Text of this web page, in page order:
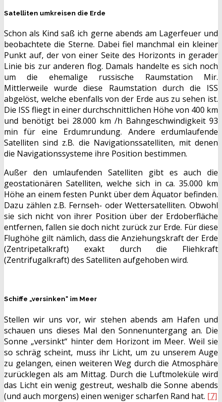
Satelliten umkreisen die Erde
Schon als Kind saß ich gerne abends am Lagerfeuer und
beobachtete die Sterne. Dabei fiel manchmal ein kleiner
Punkt auf, der von einer Seite des Horizonts in gerader
Linie bis zur anderen flog. Damals handelte es sich noch
um die ehemalige russische Raumstation Mir.
Mittlerweile wurde diese Raumstation durch die ISS
abgelöst, welche ebenfalls von der Erde aus zu sehen ist.
Die ISS fliegt in einer durchschnittlichen Höhe von 400 km
und benötigt bei 28.000 km /h Bahngeschwindigkeit 93
min für eine Erdumrundung. Andere erdumlaufende
Satelliten sind z.B. die Navigationssatelliten, mit denen
die Navigationssysteme ihre Position bestimmen.
Außer den umlaufenden Satelliten gibt es auch die
geostationären Satelliten, welche sich in ca. 35.000 km
Höhe an einem festen Punkt über dem Äquator befinden.
Dazu zählen z.B. Fernseh- oder Wettersatelliten. Obwohl
sie sich nicht von ihrer Position über der Erdoberfläche
entfernen, fallen sie doch nicht zurück zur Erde. Für diese
Flughöhe gilt nämlich, dass die Anziehungskraft der Erde
(Zentripetalkraft) exakt durch die Fliehkraft
(Zentrifugalkraft) des Satelliten aufgehoben wird.
Schiffe „versinken“ im Meer
Stellen wir uns vor, wir stehen abends am Hafen und
schauen uns dieses Mal den Sonnenuntergang an. Die
Sonne „versinkt“ hinter dem Horizont im Meer. Weil sie
so schräg scheint, muss ihr Licht, um zu unserem Auge
zu gelangen, einen weiteren Weg durch die Atmosphäre
zurücklegen als am Mittag. Durch die Luftmoleküle wird
das Licht ein wenig gestreut, weshalb die Sonne abends
(und auch morgens) einen weniger scharfen Rand hat. [7]